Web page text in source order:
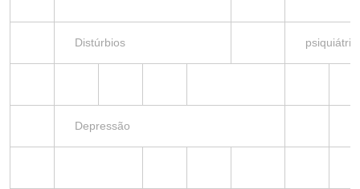
Distúrbios
Depressão